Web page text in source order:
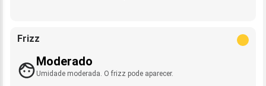
Frizz
Moderado
Umidade moderada. O frizz pode aparecer.